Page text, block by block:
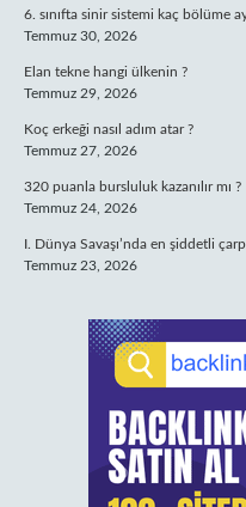
6. sınıfta sinir sistemi kaç bölüme
Temmuz 30, 2026
Elan tekne hangi ülkenin ?
Temmuz 29, 2026
Koç erkeği nasıl adım atar ?
Temmuz 27, 2026
320 puanla bursluluk kazanılır mı ?
Temmuz 24, 2026
I. Dünya Savaşı’nda en şiddetli
Temmuz 23, 2026